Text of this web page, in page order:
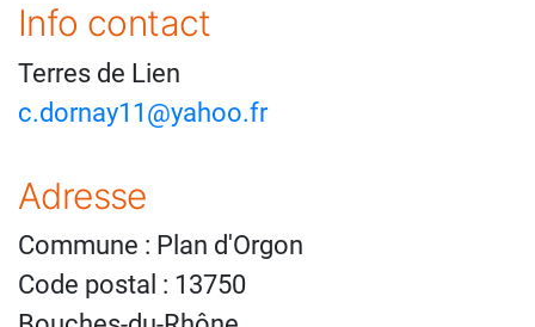
Info contact
Terres de Lien
c.dornay11@yahoo.fr
Adresse
Commune : Plan d'Orgon
Code postal : 13750